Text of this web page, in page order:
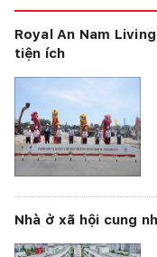
Royal An Nam
tiện ích
Nhà ở xã hội cung